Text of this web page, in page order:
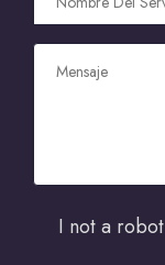
I not a robot